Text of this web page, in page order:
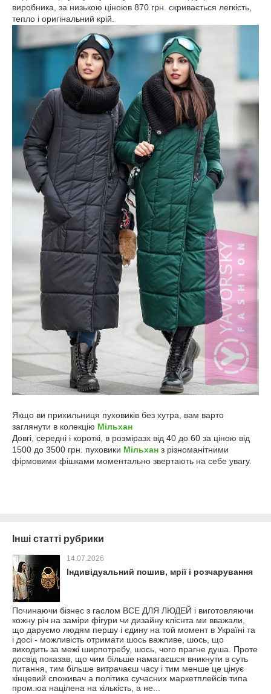
виробника, за низькою ціноюв 870 грн. скривається легкість,
тепло і оригінальний крій.
Якщо ви прихильниця пуховиків без хутра, вам варто
заглянути в колекцію Мільхан
Довгі, середні і короткі, в розміразх від 40 до 60 за ціною від
1500 до 3500 грн. пуховики Мільхан з різноманітними
фірмовими фішками моментально звертають на себе увагу.
Інші статті рубрики
14.07.2026
Індивідуальний пошив, мрії і розчарування
Починаючи бізнес з гаслом ВСЕ ДЛЯ ЛЮДЕЙ і виготовляючи
кожну річ на заміри фігури чи дизайну клієнта ми вважали,
що даруємо людям першу і єдину на той момент в Україні та
і досі - можливість отримати шось важливе, шось, що
виходить за межі ширпотребу, шось, чого прагне душа. Проте
досвід показав, що чим більше намагаєшся вникнути в суть
питання, тим більше витрачаєш часу і тим менше це цінує
кінцевий споживач а політика сучасних маркетплейсів типа
пром.юа націлена на кількість, а не...